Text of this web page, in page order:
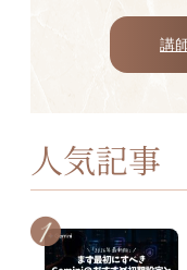
講
人気記事